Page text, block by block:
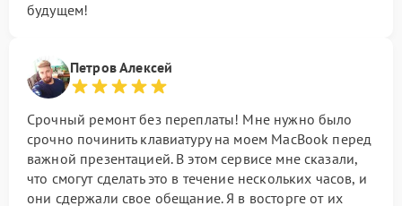
будущем!
Петров Алексей
Срочный ремонт без переплаты! Мне нужно было
срочно починить клавиатуру на моем MacBook перед
важной презентацией. В этом сервисе мне сказали,
что смогут сделать это в течение нескольких часов, и
они сдержали свое обещание. Я в восторге от их